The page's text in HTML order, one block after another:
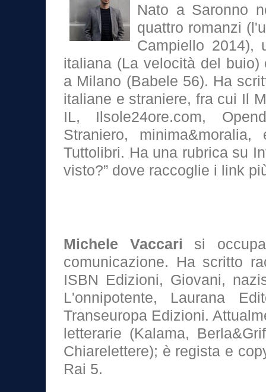
Nato a Saronno
quattro romanzi
Campiello 2014),
italiana (La velocità del
a Milano (Babele 56). Ha
italiane e straniere, fra cui Il
IL, Ilsole24ore.com,
Straniero,
Tuttolibri. Ha una rubrica su
visto?” dove raccoglie i link
Michele Vaccari si
comunicazione. Ha scritto
ISBN Edizioni, Giovani,
L'onnipotente, Laurana
Transeuropa Edizioni.
letterarie (Kalama,
Chiarelettere); è regista e
Rai 5.